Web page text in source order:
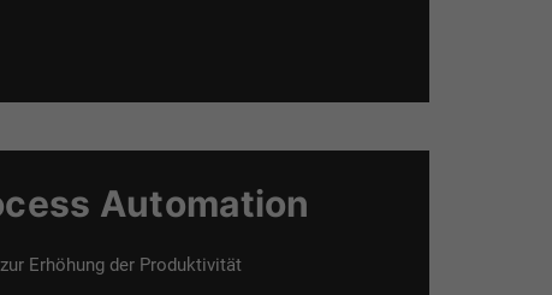
Automation
Erhöhung der Produktivität